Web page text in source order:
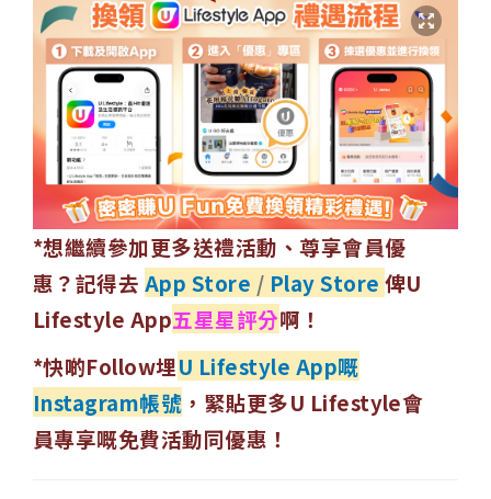
*想繼續參加更多送禮活動、尊享會員優
惠？記得去 App Store / Play Store 俾U
Lifestyle App五星星評分啊！
*快啲Follow埋U Lifestyle App嘅
Instagram帳號 ，緊貼更多U Lifestyle會
員專享嘅免費活動同優惠！